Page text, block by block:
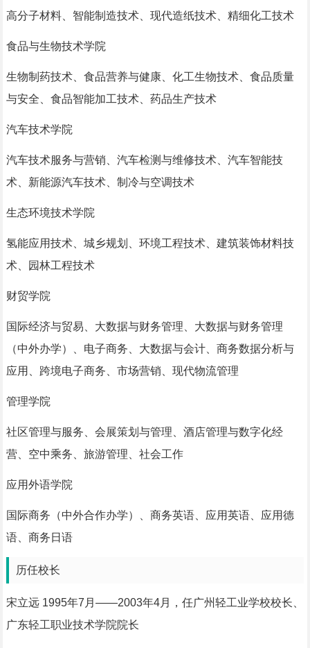
高分子材料、智能制造技术、现代造纸技术、精细化工技术
食品与生物技术学院
生物制药技术、食品营养与健康、化工生物技术、食品质量
与安全、食品智能加工技术、药品生产技术
汽车技术学院
汽车技术服务与营销、汽车检测与维修技术、汽车智能技
术、新能源汽车技术、制冷与空调技术
生态环境技术学院
氢能应用技术、城乡规划、环境工程技术、建筑装饰材料技
术、园林工程技术
财贸学院
国际经济与贸易、大数据与财务管理、大数据与财务管理
（中外办学）、电子商务、大数据与会计、商务数据分析与
应用、跨境电子商务、市场营销、现代物流管理
管理学院
社区管理与服务、会展策划与管理、酒店管理与数字化经
营、空中乘务、旅游管理、社会工作
应用外语学院
国际商务（中外合作办学）、商务英语、应用英语、应用德
语、商务日语
历任校长
宋立远 1995年7月——2003年4月，任广州轻工业学校校长、
广东轻工职业技术学院院长